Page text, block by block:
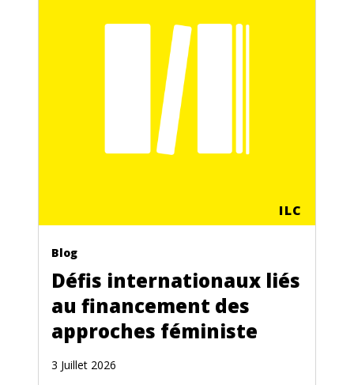
ILC
Blog
Défis internationaux liés
au financement des
approches féministe
3 Juillet 2026